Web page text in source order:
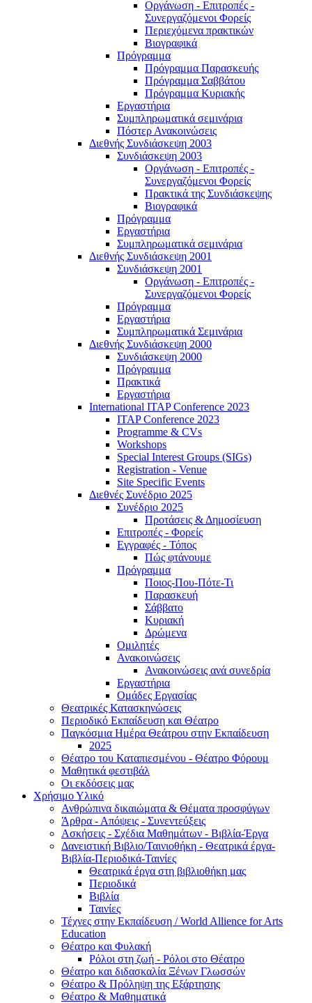
Οργάνωση - Επιτροπές -
Συνεργαζόμενοι Φορείς
Περιεχόμενα πρακτικών
Βιογραφικά
Πρόγραμμα
Πρόγραμμα Παρασκευής
Πρόγραμμα Σαββάτου
Πρόγραμμα Κυριακής
Εργαστήρια
Συμπληρωματικά σεμινάρια
Πόστερ Ανακοινώσεις
Διεθνής Συνδιάσκεψη 2003
Συνδιάσκεψη 2003
Οργάνωση - Επιτροπές -
Συνεργαζόμενοι Φορείς
Πρακτικά της Συνδιάσκεψης
Βιογραφικά
Πρόγραμμα
Εργαστήρια
Συμπληρωματικά σεμινάρια
Διεθνής Συνδιάσκεψη 2001
Συνδιάσκεψη 2001
Οργάνωση - Επιτροπές -
Συνεργαζόμενοι Φορείς
Πρόγραμμα
Εργαστήρια
Συμπληρωματικά Σεμινάρια
Διεθνής Συνδιάσκεψη 2000
Συνδιάσκεψη 2000
Πρόγραμμα
Πρακτικά
Εργαστήρια
International ITAP Conference 2023
ITAP Conference 2023
Programme & CVs
Workshops
Special Interest Groups (SIGs)
Registration - Venue
Site Specific Events
Διεθνές Συνέδριο 2025
Συνέδριο 2025
Προτάσεις & Δημοσίευση
Επιτροπές - Φορείς
Εγγραφές - Τόπος
Πώς φτάνουμε
Πρόγραμμα
Ποιος-Που-Πότε-Τι
Παρασκευή
Σάββατο
Κυριακή
Δρώμενα
Ομιλητές
Ανακοινώσεις
Ανακοινώσεις ανά συνεδρία
Εργαστήρια
Ομάδες Εργασίας
Θεατρικές Κατασκηνώσεις
Περιοδικό Εκπαίδευση και Θέατρο
Παγκόσμια Ημέρα Θεάτρου στην Εκπαίδευση
2025
Θέατρο του Καταπιεσμένου - Θέατρο Φόρουμ
Μαθητικά φεστιβάλ
Οι εκδόσεις μας
Χρήσιμο Υλικό
Ανθρώπινα δικαιώματα & Θέματα προσφύγων
Άρθρα - Απόψεις - Συνεντεύξεις
Ασκήσεις - Σχέδια Μαθημάτων - Βιβλία-Έργα
Δανειστική Βιβλιο/Ταινιοθήκη - Θεατρικά έργα-
Βιβλία-Περιοδικά-Ταινίες
Θεατρικά έργα στη βιβλιοθήκη μας
Περιοδικά
Βιβλία
Ταινίες
Τέχνες στην Εκπαίδευση / World Allience for Arts
Education
Θέατρο και Φυλακή
Ρόλοι στη ζωή - Ρόλοι στο Θέατρο
Θέατρο και διδασκαλία Ξένων Γλωσσών
Θέατρο & Πρόληψη της Εξάρτησης
Θέατρο & Μαθηματικά